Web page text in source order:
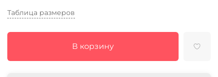
Таблица размеров
В корзину